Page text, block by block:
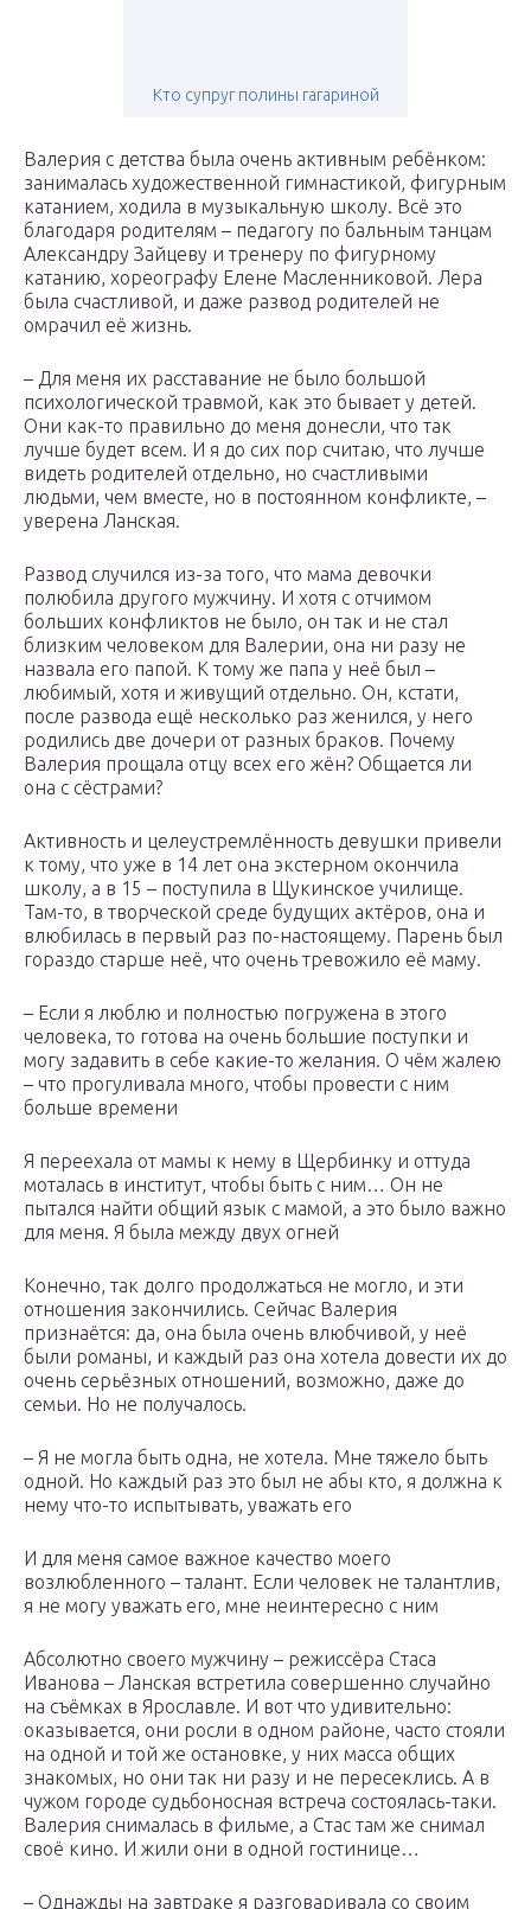
Кто супруг полины гагариной
Валерия с детства была очень активным ребёнком:
занималась художественной гимнастикой, фигурным
катанием, ходила в музыкальную школу. Всё это
благодаря родителям – педагогу по бальным танцам
Александру Зайцеву и тренеру по фигурному
катанию, хореографу Елене Масленниковой. Лера
была счастливой, и даже развод родителей не
омрачил её жизнь.
– Для меня их расставание не было большой
психологической травмой, как это бывает у детей.
Они как-то правильно до меня донесли, что так
лучше будет всем. И я до сих пор считаю, что лучше
видеть родителей отдельно, но счастливыми
людьми, чем вместе, но в постоянном конфликте, –
уверена Ланская.
Развод случился из-за того, что мама девочки
полюбила другого мужчину. И хотя с отчимом
больших конфликтов не было, он так и не стал
близким человеком для Валерии, она ни разу не
назвала его папой. К тому же папа у неё был –
любимый, хотя и живущий отдельно. Он, кстати,
после развода ещё несколько раз женился, у него
родились две дочери от разных браков. Почему
Валерия прощала отцу всех его жён? Общается ли
она с сёстрами?
Активность и целеустремлённость девушки привели
к тому, что уже в 14 лет она экстерном окончила
школу, а в 15 – поступила в Щукинское училище.
Там-то, в творческой среде будущих актёров, она и
влюбилась в первый раз по-настоящему. Парень был
гораздо старше неё, что очень тревожило её маму.
– Если я люблю и полностью погружена в этого
человека, то готова на очень большие поступки и
могу задавить в себе какие-то желания. О чём жалею
– что прогуливала много, чтобы провести с ним
больше времени
Я переехала от мамы к нему в Щербинку и оттуда
моталась в институт, чтобы быть с ним… Он не
пытался найти общий язык с мамой, а это было важно
для меня. Я была между двух огней
Конечно, так долго продолжаться не могло, и эти
отношения закончились. Сейчас Валерия
признаётся: да, она была очень влюбчивой, у неё
были романы, и каждый раз она хотела довести их до
очень серьёзных отношений, возможно, даже до
семьи. Но не получалось.
– Я не могла быть одна, не хотела. Мне тяжело быть
одной. Но каждый раз это был не абы кто, я должна к
нему что-то испытывать, уважать его
И для меня самое важное качество моего
возлюбленного – талант. Если человек не талантлив,
я не могу уважать его, мне неинтересно с ним
Абсолютно своего мужчину – режиссёра Стаса
Иванова – Ланская встретила совершенно случайно
на съёмках в Ярославле. И вот что удивительно:
оказывается, они росли в одном районе, часто стояли
на одной и той же остановке, у них масса общих
знакомых, но они так ни разу и не пересеклись. А в
чужом городе судьбоносная встреча состоялась-таки.
Валерия снималась в фильме, а Стас там же снимал
своё кино. И жили они в одной гостинице…
– Однажды на завтраке я разговаривала со своим